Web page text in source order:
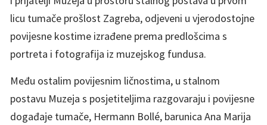
licu tumače prošlost Zagreba, odjeveni u vjerodostojne
povijesne kostime izrađene prema predlošcima s
portreta i fotografija iz muzejskog fundusa.
Među ostalim povijesnim ličnostima, u stalnom
postavu Muzeja s posjetiteljima razgovaraju i povijesne
događaje tumače, Hermann Bollé, barunica Ana Marija